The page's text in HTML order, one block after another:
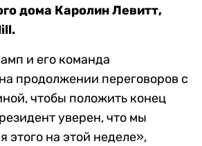
дома Каролин Левитт,
и его команда
продолжении переговоров с
чтобы положить конец
уверен, что мы
этого на этой неделе»,